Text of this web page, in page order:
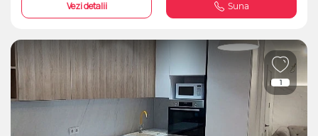
Vezi detalii Suna
1